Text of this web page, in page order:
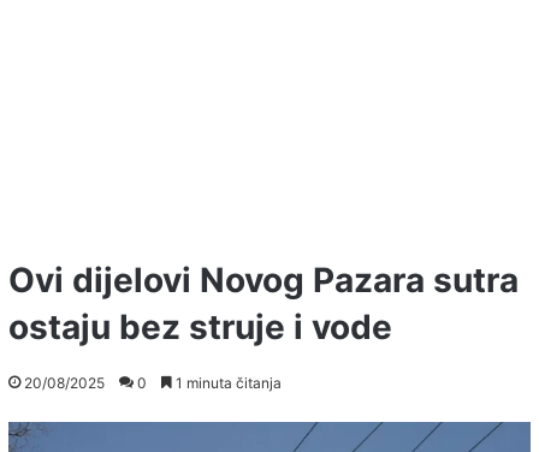
Ovi dijelovi Novog Pazara sutra
ostaju bez struje i vode
20/08/2025 0 1 minuta čitanja